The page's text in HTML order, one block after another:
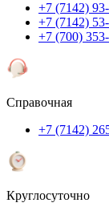
+7 (7142)
+7 (7142)
+7 (700)
Справочная
+7 (7142)
Круглосуточно